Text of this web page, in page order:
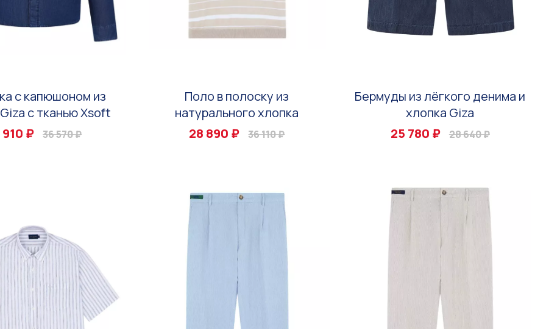
с капюшоном из
с тканью Xsoft
910 ₽
36 570 ₽
Поло в полоску из
натурального хлопка
28 890 ₽
36 110 ₽
Бермуды из лёгкого денима и
хлопка Giza
25 780 ₽
28 640 ₽